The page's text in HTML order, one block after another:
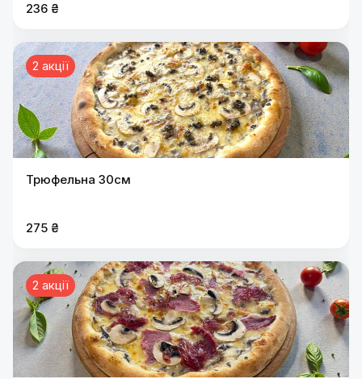
236 ₴
2 акції
Трюфельна 30см
275 ₴
2 акції